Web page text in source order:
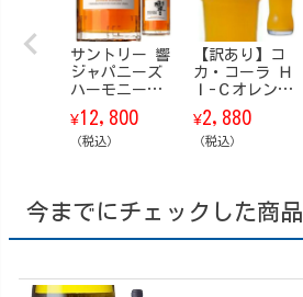
サントリー 響
ジャパニーズ
ハーモニー
【箱なし】 70
0ml
¥12,800
（税込）
【訳あり】コ
カ・コーラ Ｈ
Ｉ-Ｃオレンジ
瓶 200ml 24
本/ケース
¥2,880
（税込）
今までにチェックした商品